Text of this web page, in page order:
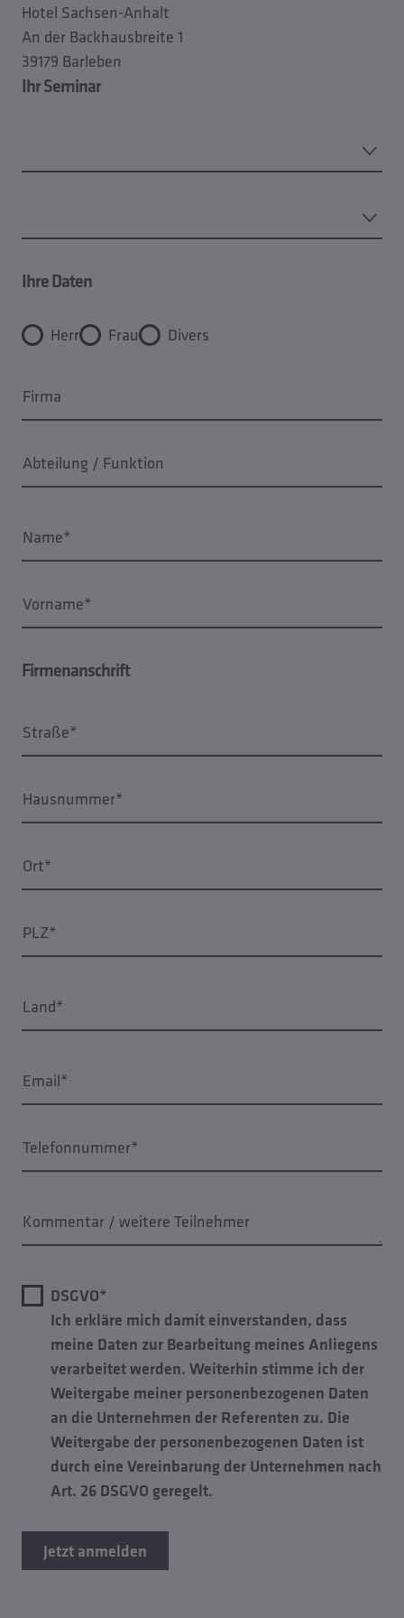
Hotel Sachsen-Anhalt
An der Backhausbreite 1
39179 Barleben
Ihr Seminar
Ihre Daten
Herr Frau Divers
Firma
Abteilung / Funktion
Name*
Vorname*
Firmenanschrift
Straße*
Hausnummer*
Ort*
PLZ*
Land*
Email*
Telefonnummer*
Kommentar / weitere Teilnehmer
DSGVO*
Ich erkläre mich damit einverstanden, dass
meine Daten zur Bearbeitung meines Anliegens
verarbeitet werden. Weiterhin stimme ich der
Weitergabe meiner personenbezogenen Daten
an die Unternehmen der Referenten zu. Die
Weitergabe der personenbezogenen Daten ist
durch eine Vereinbarung der Unternehmen nach
Art. 26 DSGVO geregelt.
Jetzt anmelden